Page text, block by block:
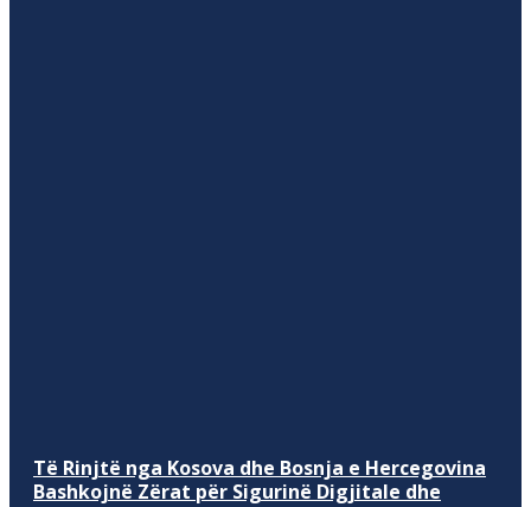
Të Rinjtë nga Kosova dhe Bosnja e Hercegovina
Bashkojnë Zërat për Sigurinë Digjitale dhe